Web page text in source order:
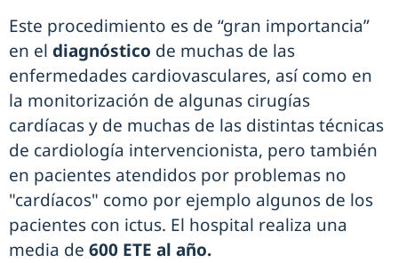
Este procedimiento es de “gran importancia”
en el diagnóstico de muchas de las
enfermedades cardiovasculares, así como en
la monitorización de algunas cirugías
cardíacas y de muchas de las distintas técnicas
de cardiología intervencionista, pero también
en pacientes atendidos por problemas no
"cardíacos" como por ejemplo algunos de los
pacientes con ictus. El hospital realiza una
media de 600 ETE al año.